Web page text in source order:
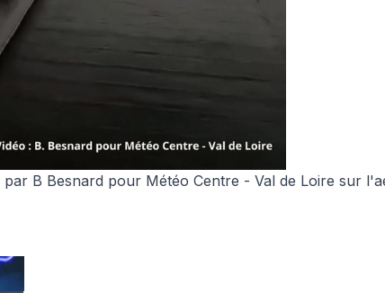
par B Besnard pour Météo Centre - Val de Loire sur